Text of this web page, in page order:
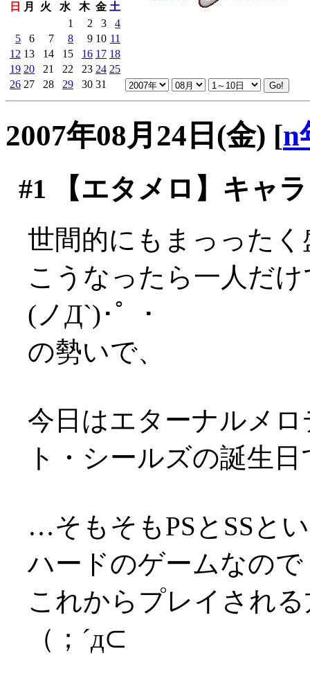
日
月 火 水 木 金 土
1
2 3
4
5
6 7 8 9 10 11
12 13 14 15 16 17 18
19 20 21 22 23 24 25
26 27 28 29 30 31
2007年08月24日(金) [n
#1 【エタメロ】キャ
世間的にもまっった
こうなったら一人だ
(ノД`)･゜･
の勢いで、
今日はエターナルメ
ト・シールズの誕生
…そもそもPSとSSと
ハードのゲームなので
これからプレイされ
（；´д⊂